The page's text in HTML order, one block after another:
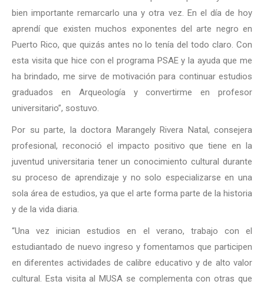
bien importante remarcarlo una y otra vez. En el día de hoy
aprendí que existen muchos exponentes del arte negro en
Puerto Rico, que quizás antes no lo tenía del todo claro. Con
esta visita que hice con el programa PSAE y la ayuda que me
ha brindado, me sirve de motivación para continuar estudios
graduados en Arqueología y convertirme en profesor
universitario”, sostuvo.
Por su parte, la doctora Marangely Rivera Natal, consejera
profesional, reconoció el impacto positivo que tiene en la
juventud universitaria tener un conocimiento cultural durante
su proceso de aprendizaje y no solo especializarse en una
sola área de estudios, ya que el arte forma parte de la historia
y de la vida diaria.
“Una vez inician estudios en el verano, trabajo con el
estudiantado de nuevo ingreso y fomentamos que participen
en diferentes actividades de calibre educativo y de alto valor
cultural. Esta visita al MUSA se complementa con otras que